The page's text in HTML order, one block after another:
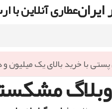
عطاری آنلاین با
پستی با خرید بالای یک میلیون
وبلاگ